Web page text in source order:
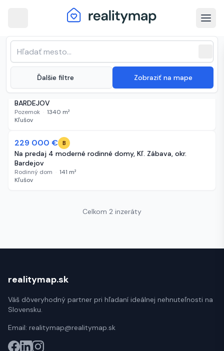
Ďalšie filtre Zobraziť na mape
Kľušov · Najnovšie nehnuteľnosti na
predaj
(2 inzeráty)
Zoradenie zoznamu
73 980 €
STAVEBNÝ POZEMOK, 1340 M2, KĽUŠOVSKÁ ZÁBAVA,
BARDEJOV
Pozemok · 1340 m²
Kľušov
234 dní
229 000 € B
Na predaj 4 moderné rodinné domy, Kľ. Zábava, okr.
Bardejov
Rodinný dom · 141 m²
Kľušov
Celkom 2 inzeráty
realitymap.sk
Váš dôveryhodný partner pri hľadaní ideálnej nehnuteľnosti na
Slovensku.
Email: realitymap@realitymap.sk